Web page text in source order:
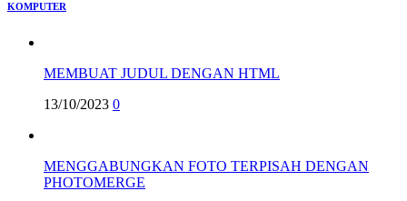
KOMPUTER
MEMBUAT JUDUL DENGAN HTML
13/10/2023 0
MENGGABUNGKAN FOTO TERPISAH DENGAN
PHOTOMERGE